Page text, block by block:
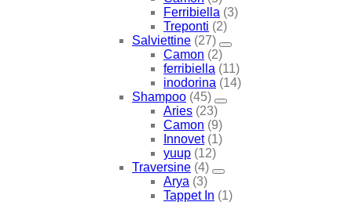
Ferribiella (3)
Treponti (2)
Salviettine (27)
Camon (2)
ferribiella (11)
inodorina (14)
Shampoo (45)
Aries (23)
Camon (9)
Innovet (1)
yuup (12)
Traversine (4)
Arya (3)
Tappet In (1)